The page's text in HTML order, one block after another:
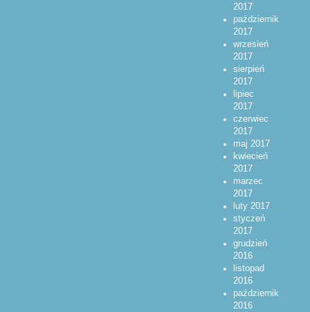
2017
październik
2017
wrzesień
2017
sierpień
2017
lipiec
2017
czerwiec
2017
maj 2017
kwiecień
2017
marzec
2017
luty 2017
styczeń
2017
grudzień
2016
listopad
2016
październik
2016